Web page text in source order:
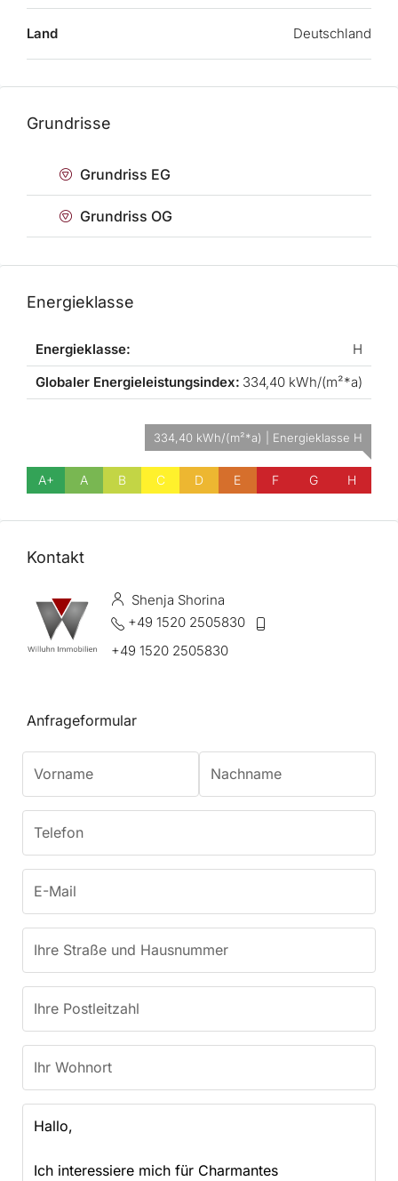
Land Deutschland
Grundrisse
Grundriss EG
Grundriss OG
Energieklasse
Energieklasse:
H
Globaler Energieleistungsindex: 334,40 kWh/(m²*a)
A+ A B C D E F G
334,40 kWh/(m²*a) | Energieklasse H
H
Kontakt
Shenja Shorina
+49 1520 2505830
+49 1520 2505830
Anfrageformular